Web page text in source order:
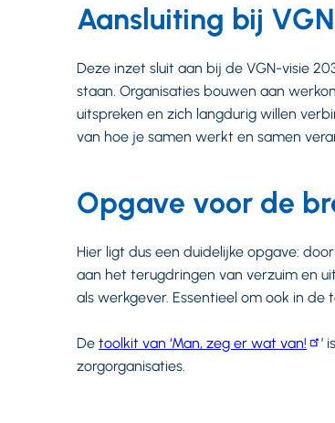
Aansluiting bij
Deze inzet sluit aan bij de VGN-visie
staan. Organisaties bouwen aan
uitspreken en zich langdurig willen
van hoe je samen werkt en samen
Opgave voor de
Hier ligt dus een duidelijke opgave:
aan het terugdringen van verzuim en
als werkgever. Essentieel om ook in
De toolkit van ‘Man, zeg er wat van!
’
zorgorganisaties.